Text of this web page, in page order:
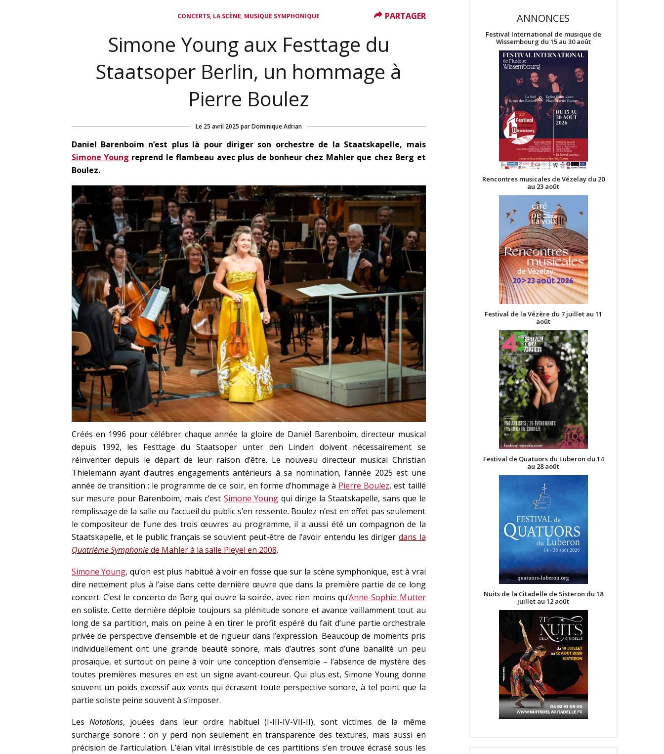
CONCERTS, LA SCÈNE, MUSIQUE SYMPHONIQUE
Simone Young aux Festtage du
Staatsoper Berlin, un hommage à
Pierre Boulez
Le 25 avril 2025 par Dominique Adrian
Daniel Barenboim n’est plus là pour diriger son orchestre de la Staatskapelle, mais
Simone Young reprend le flambeau avec plus de bonheur chez Mahler que chez Berg et
Boulez.
Créés en 1996 pour célébrer chaque année la gloire de Daniel Barenboim, directeur musical
depuis 1992, les Festtage du Staatsoper unter den Linden doivent nécessairement se
réinventer depuis le départ de leur raison d’être. Le nouveau directeur musical Christian
Thielemann ayant d’autres engagements antérieurs à sa nomination, l’année 2025 est une
année de transition : le programme de ce soir, en forme d’hommage à Pierre Boulez, est taillé
sur mesure pour Barenboim, mais c’est Simone Young qui dirige la Staatskapelle, sans que le
remplissage de la salle ou l’accueil du public s’en ressente. Boulez n’est en effet pas seulement
le compositeur de l’une des trois œuvres au programme, il a aussi été un compagnon de la
Staatskapelle, et le public français se souvient peut-être de l’avoir entendu les diriger dans la
Quatrième Symphoniede Mahler à la salle Pleyel en 2008.
Simone Young, qu’on est plus habitué à voir en fosse que sur la scène symphonique, est à vrai
dire nettement plus à l’aise dans cette dernière œuvre que dans la première partie de ce long
concert. C’est le concerto de Berg qui ouvre la soirée, avec rien moins qu’Anne-Sophie Mutter
en soliste. Cette dernière déploie toujours sa plénitude sonore et avance vaillamment tout au
long de sa partition, mais on peine à en tirer le profit espéré du fait d’une partie orchestrale
privée de perspective d’ensemble et de rigueur dans l’expression. Beaucoup de moments pris
individuellement ont une grande beauté sonore, mais d’autres sont d’une banalité un peu
prosaïque, et surtout on peine à voir une conception d’ensemble – l’absence de mystère des
toutes premières mesures en est un signe avant-coureur. Qui plus est, Simone Young donne
souvent un poids excessif aux vents qui écrasent toute perspective sonore, à tel point que la
partie soliste peine souvent à s’imposer.
Les Notations, jouées dans leur ordre habituel (I-III-IV-VII-II), sont victimes de la même
surcharge sonore : on y perd non seulement en transparence des textures, mais aussi en
précision de l’articulation. L’élan vital irrésistible de ces partitions s’en trouve écrasé sous les
PARTAGER
PARTAGER ANNONCES
Festival International de musique de
Wissembourg du 15 au 30 août
Rencontres musicales de Vézelay du 20
au 23 août
Festival de la Vézère du 7 juillet au 11
août
Festival de Quatuors du Luberon du 14
au 28 août
Nuits de la Citadelle de Sisteron du 18
juillet au 12 août